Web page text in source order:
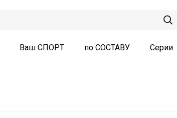
Ваш СПОРТ по СОСТАВУ Серии